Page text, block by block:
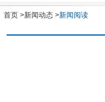
首页 >新闻动态 >新闻阅读